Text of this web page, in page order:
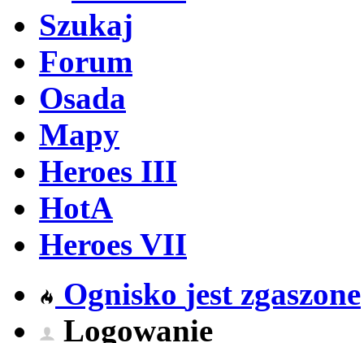
Szukaj
Forum
Osada
Mapy
Heroes III
HotA
Heroes VII
Ognisko jest zgaszone
Logowanie